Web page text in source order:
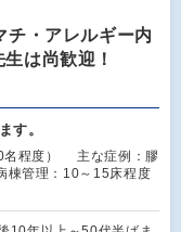
チ・アレルギー内
は尚歓迎！
す。
名程度） 主な症例：膠
棟管理：10～15床程度